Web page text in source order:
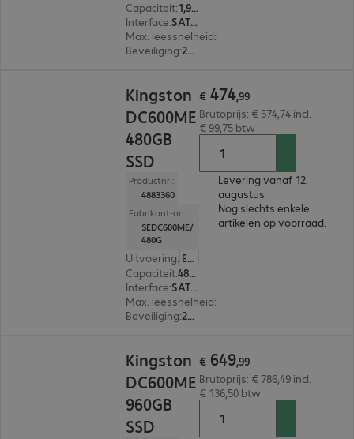
Capaciteit:
1,92 TB
Interface:
SATA 3.0 (6 Gbit/s) 6,4 cm (2,5")
Max. leessnelheid:
Beveiliging: 256-bit AES-versleuteling
Kingston
DC600ME
480GB
SSD
Productnr.:
4883360
Fabrikant-nr.:
SEDC600ME/
480G
Uitvoering: Europa
Capaciteit:
480 GB
Interface:
SATA 3.0 (6 Gbit/s) 6,4 cm (2,5")
Max. leessnelheid:
Beveiliging: 256-bit AES-versleuteling
€ 474,99
Brutoprijs: € 574,74 incl.
€ 99,75 btw
Levering vanaf 12.
augustus
Nog slechts enkele
artikelen op voorraad.
Kingston
DC600ME
960GB
SSD
€ 649,99
Brutoprijs: € 786,49 incl.
€ 136,50 btw